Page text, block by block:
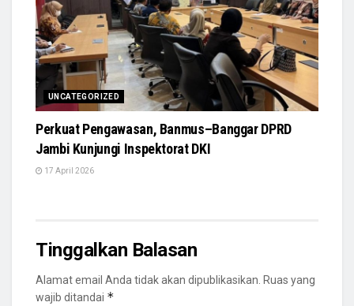
UNCATEGORIZED
Perkuat Pengawasan, Banmus–Banggar DPRD
Jambi Kunjungi Inspektorat DKI
17 April 2026
Tinggalkan Balasan
Alamat email Anda tidak akan dipublikasikan. Ruas yang
wajib ditandai *